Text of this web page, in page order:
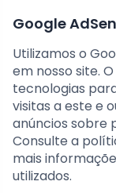
Google
Utilizamos o
em nosso site.
tecnologias
visitas a este e
anúncios sobre
Consulte a
mais
utilizados.